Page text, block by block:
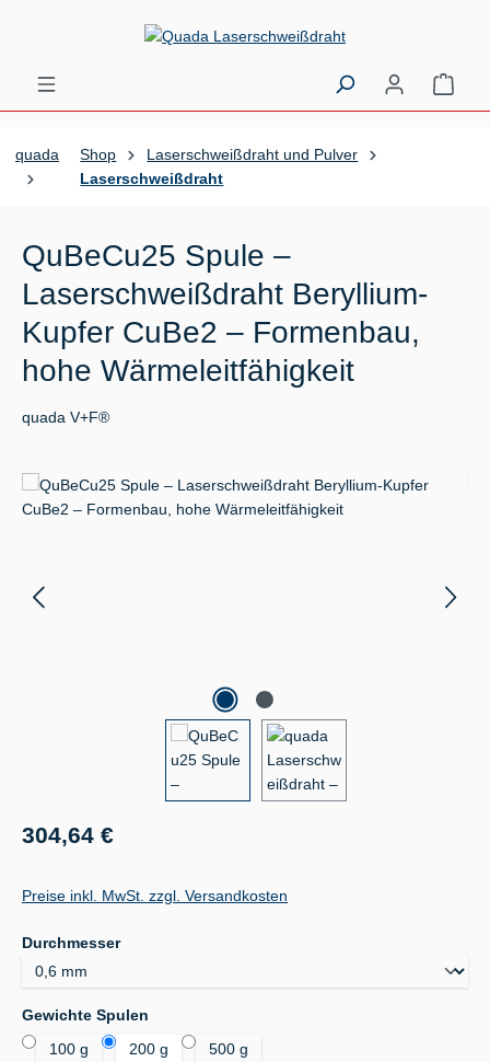
Zum Hauptinhalt springen
quada Shop
Laserschweißdraht und Pulver
Laserschweißdraht
QuBeCu25 Spule –
Laserschweißdraht Beryllium-
Kupfer CuBe2 – Formenbau,
hohe Wärmeleitfähigkeit
quada V+F®
Bildergalerie überspringen
Regulärer Preis:
304,64 €
Preise inkl. MwSt. zzgl. Versandkosten
Durchmesserauswählen
Gewichte Spulen
100 g
200 g 500 g